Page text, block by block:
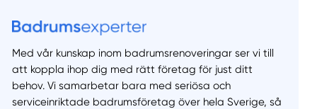
Med vår kunskap inom badrumsrenoveringar ser vi till
att koppla ihop dig med rätt företag för just ditt
behov. Vi samarbetar bara med seriösa och
serviceinriktade badrumsföretag över hela Sverige, så